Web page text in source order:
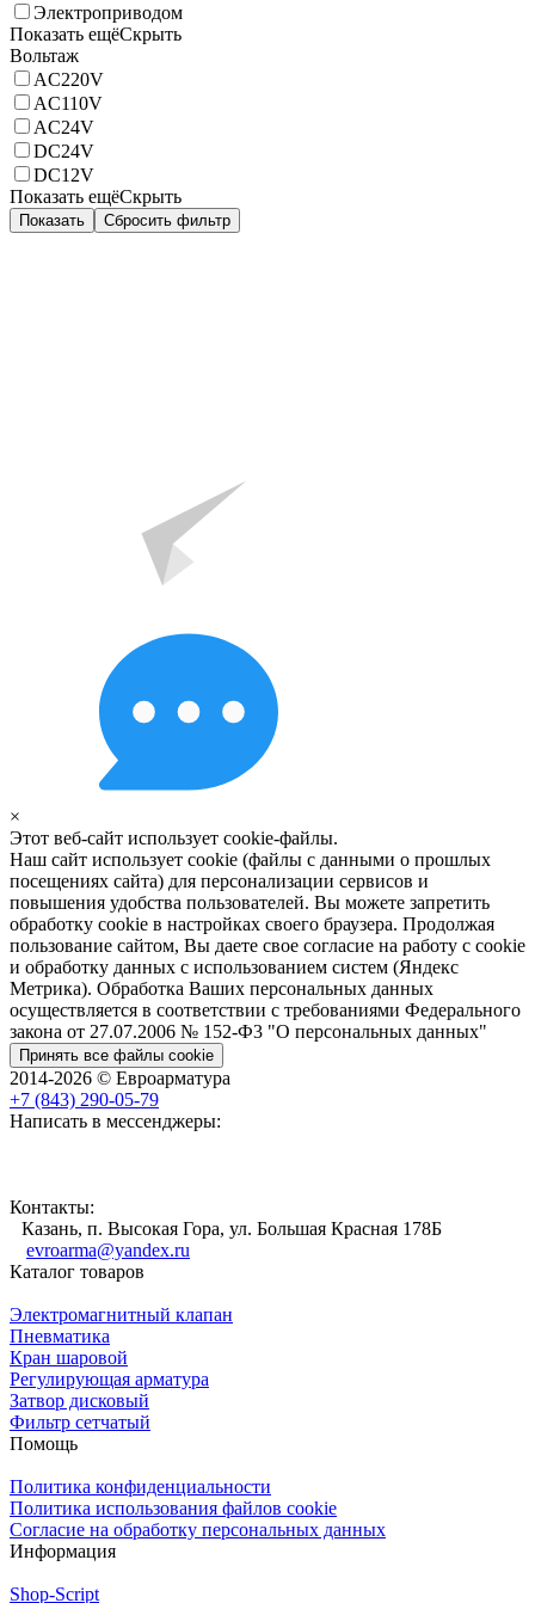
Электроприводом
Показать ещёСкрыть
Вольтаж
AC220V
AC110V
AC24V
DC24V
DC12V
Показать ещёСкрыть
Показать Сбросить фильтр
×
Этот веб-сайт использует cookie-файлы.
Наш сайт использует cookie (файлы с данными о прошлых
посещениях сайта) для персонализации сервисов и
повышения удобства пользователей. Вы можете запретить
обработку cookie в настройках своего браузера. Продолжая
пользование сайтом, Вы даете свое согласие на работу с cookie
и обработку данных с использованием систем (Яндекс
Метрика). Обработка Ваших персональных данных
осуществляется в соответствии с требованиями Федерального
закона от 27.07.2006 № 152-Ф3 "О персональных данных"
Принять все файлы cookie
2014-2026 © Евроарматура
+7 (843) 290-05-79
Написать в мессенджеры:
Контакты:
Казань, п. Высокая Гора, ул. Большая Красная 178Б
evroarma@yandex.ru
Каталог товаров
Электромагнитный клапан
Пневматика
Кран шаровой
Регулирующая арматура
Затвор дисковый
Фильтр сетчатый
Помощь
Политика конфиденциальности
Политика использования файлов cookie
Согласие на обработку персональных данных
Информация
Shop-Script